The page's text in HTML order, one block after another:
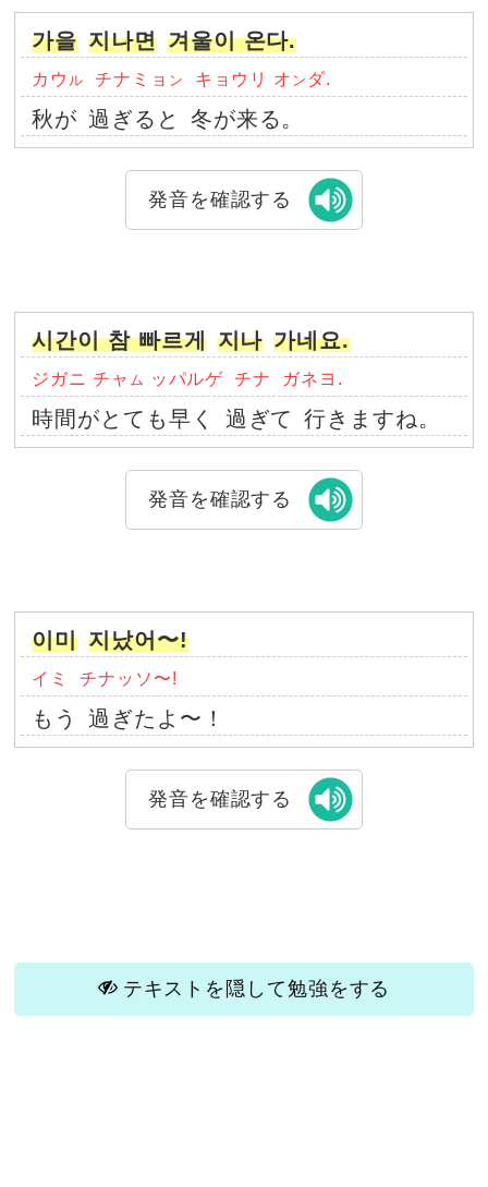
가을 지나면 겨울이 온다.
カウ ル チナミョ ン キョウリ オ ン ダ.
秋が 過ぎると 冬が来る。
発音を確認する
시간이 참 빠르게 지나 가네요.
ジガニ チャ ム ッパルゲ チナ ガネヨ.
時間がとても早く 過ぎて 行きますね。
発音を確認する
이미 지났어〜!
イミ チナッソ〜!
もう 過ぎたよ〜！
発音を確認する
テキストを隠して勉強をする